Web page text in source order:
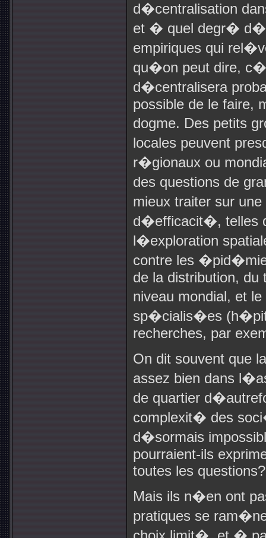
d�centralisation
et � quel degr�
empiriques qui
qu�on peut dire,
d�centralisera
possible de le faire,
dogme. Des petits
locales peuvent
r�gionaux ou
des questions de
mieux traiter sur
d�efficacit�, telles
l�exploration
contre les
de la distribution, du
niveau mondial, et
sp�cialis�es
recherches, par
On dit souvent que
assez bien dans
de quartier
complexit� des
d�sormais
pourraient-ils
toutes les questions?
Mais ils n�en ont
pratiques se